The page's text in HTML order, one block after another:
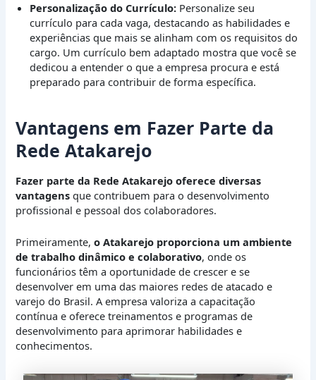
Personalização do Currículo: Personalize seu
currículo para cada vaga, destacando as habilidades e
experiências que mais se alinham com os requisitos do
cargo. Um currículo bem adaptado mostra que você se
dedicou a entender o que a empresa procura e está
preparado para contribuir de forma específica.
Vantagens em Fazer Parte da
Rede Atakarejo
Fazer parte da Rede Atakarejo oferece diversas
vantagensque contribuem para o desenvolvimento
profissional e pessoal dos colaboradores.
Primeiramente,o Atakarejo proporciona um ambiente
de trabalho dinâmico e colaborativo, onde os
funcionários têm a oportunidade de crescer e se
desenvolver em uma das maiores redes de atacado e
varejo do Brasil. A empresa valoriza a capacitação
contínua e oferece treinamentos e programas de
desenvolvimento para aprimorar habilidades e
conhecimentos.